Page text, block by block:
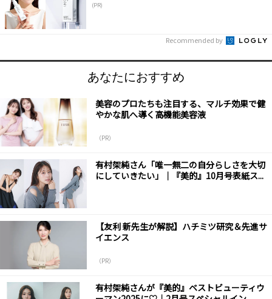
(PR)
Recommended by
あなたにおすすめ
美容のプロたちも注目する、マルチ効果で健
やかな肌へ導く高機能美容液
（PR）
有村架純さん「唯一無二の自分らしさを大切
にしていきたい」｜『美的』10月号表紙ス...
【友利 新先生が解説】ハチミツ研究＆先進サ
イエンス
（PR）
有村架純さんが『美的』ベストビューティウ